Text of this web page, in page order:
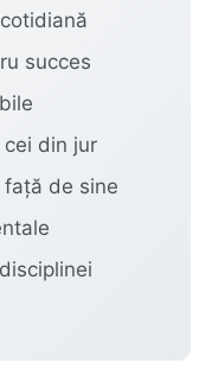
succes
din jur
față de sine